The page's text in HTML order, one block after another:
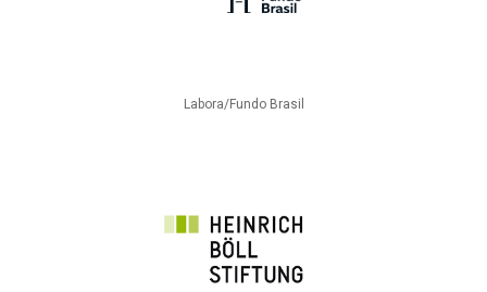
Labora/Fundo Brasil